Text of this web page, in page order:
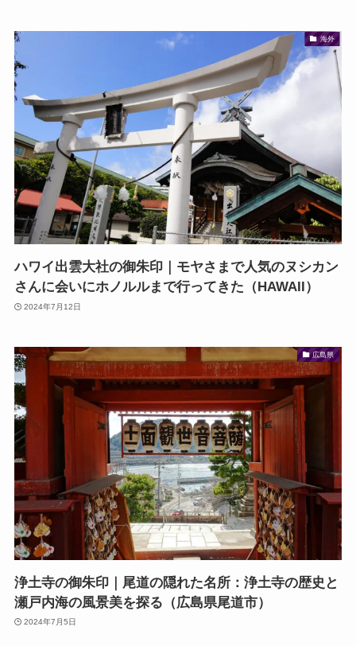
海外
ハワイ出雲大社の御朱印｜モヤさまで人気のヌシカン
さんに会いにホノルルまで行ってきた（HAWAII）
2024年7月12日
広島県
浄土寺の御朱印｜尾道の隠れた名所：浄土寺の歴史と
瀬戸内海の風景美を探る（広島県尾道市）
2024年7月5日